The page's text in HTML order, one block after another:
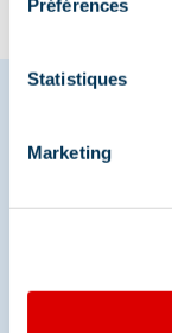
Préférences
Statistiques
Marketing
Méribel
Et